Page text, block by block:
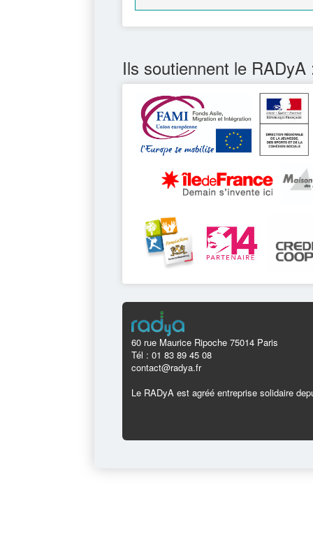
Ils soutiennent le RADyA
60 rue Maurice Ripoche 75014 Paris
Tél : 01 83 89 45 08
contact@radya.fr
Le RADyA est agréé entreprise solidaire